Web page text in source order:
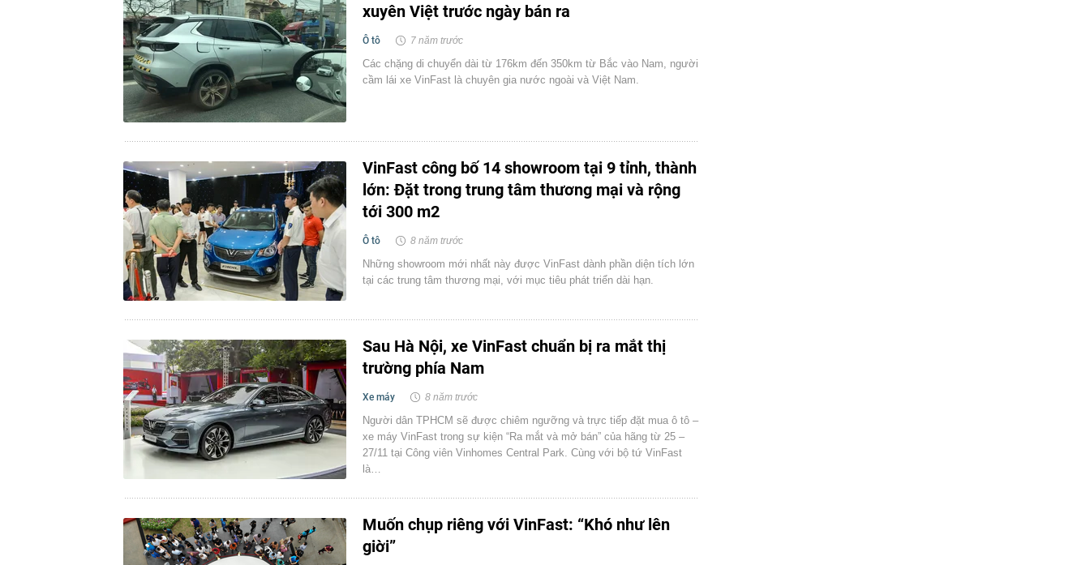
xuyên Việt trước ngày bán ra
Ô tô 7 năm trước
Các chặng di chuyển dài từ 176km đến 350km từ Bắc vào Nam, người
cầm lái xe VinFast là chuyên gia nước ngoài và Việt Nam.
VinFast công bố 14 showroom tại 9 tỉnh, thành
lớn: Đặt trong trung tâm thương mại và rộng
tới 300 m2
Ô tô 8 năm trước
Những showroom mới nhất này được VinFast dành phần diện tích lớn
tại các trung tâm thương mại, với mục tiêu phát triển dài hạn.
Sau Hà Nội, xe VinFast chuẩn bị ra mắt thị
trường phía Nam
Xe máy 8 năm trước
Người dân TPHCM sẽ được chiêm ngưỡng và trực tiếp đặt mua ô tô –
xe máy VinFast trong sự kiện “Ra mắt và mở bán” của hãng từ 25 –
27/11 tại Công viên Vinhomes Central Park. Cùng với bộ tứ VinFast
là…
Muốn chụp riêng với VinFast: “Khó như lên
giời”